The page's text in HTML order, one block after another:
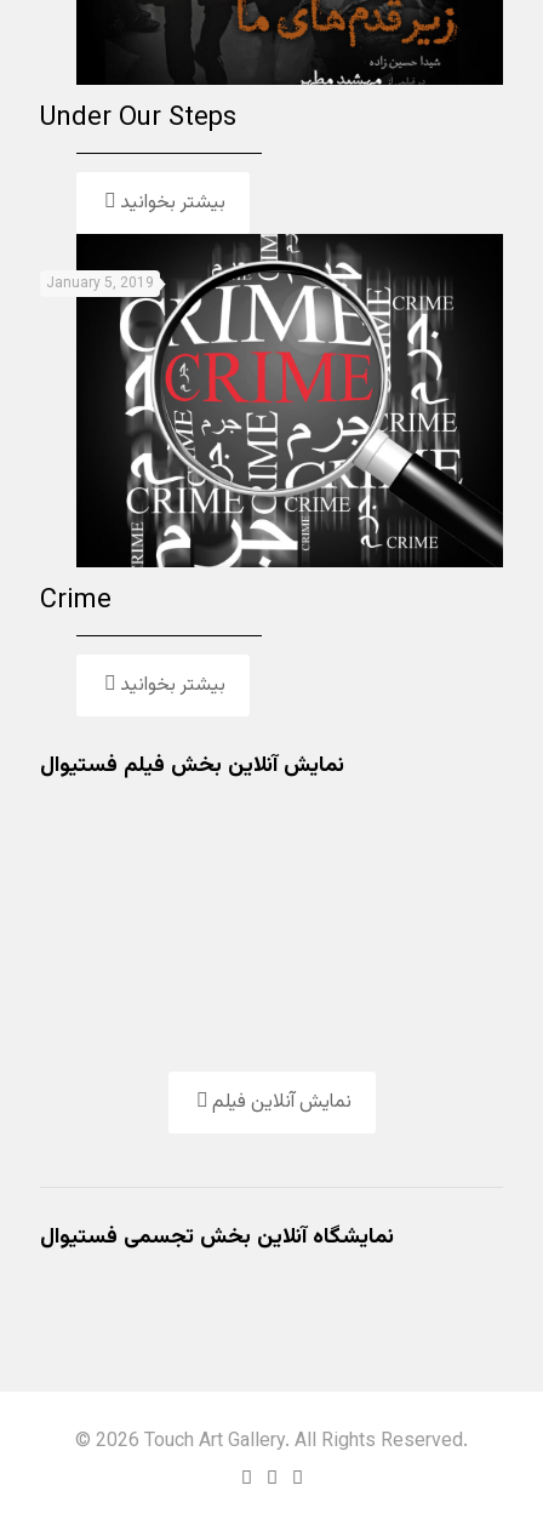
Under Our Steps
بیشتر بخوانید
January 5, 2019
Crime
بیشتر بخوانید
نمایش آنلاین بخش فیلم فستیوال
نمایش آنلاین فیلم
نمایشگاه آنلاین بخش تجسمی فستیوال
© 2026 Touch Art Gallery. All Rights Reserved.